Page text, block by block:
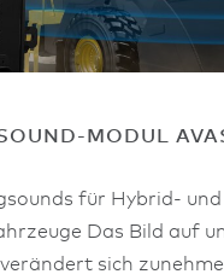
MODUL
für Hybrid- und
Das Bild auf
sich